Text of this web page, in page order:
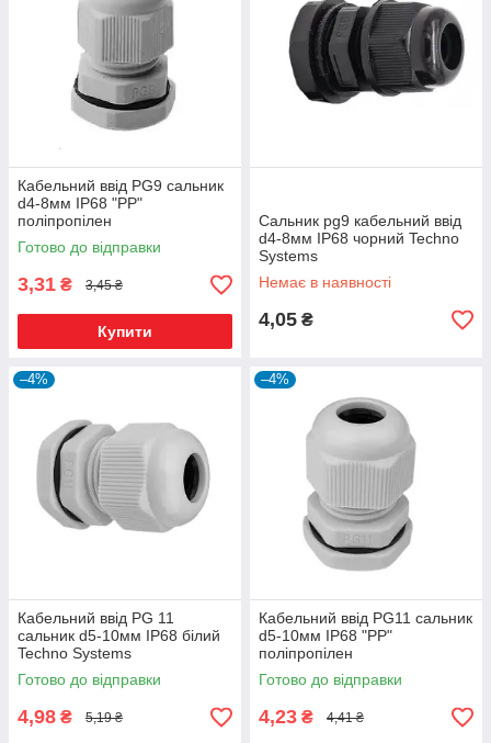
Кабельний ввід PG9 сальник
d4-8мм IP68 "PP"
поліпропілен
Готово до відправки
3,31 ₴ 3,45 ₴
Купити
Сальник pg9 кабельний ввід
d4-8мм IP68 чорний Techno
Systems
Немає в наявності
4,05 ₴
–4%
Кабельний ввід PG 11
сальник d5-10мм IP68 білий
Techno Systems
Готово до відправки
4,98 ₴ 5,19 ₴
–4%
Кабельний ввід PG11 сальник
d5-10мм IP68 "PP"
поліпропілен
Готово до відправки
4,23 ₴ 4,41 ₴